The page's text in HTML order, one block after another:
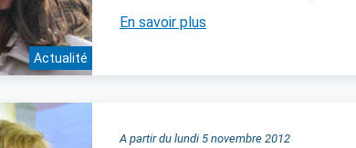
Actualité
En savoir plus
A partir du lundi 5 novembre 2012